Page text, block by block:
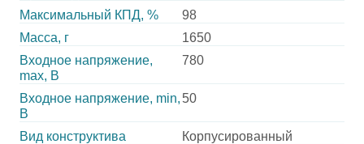
Максимальный КПД, %
98
Масса, г
1650
Входное напряжение,
max, В
780
Входное напряжение, min,
В
50
Вид конструктива
Корпусированный